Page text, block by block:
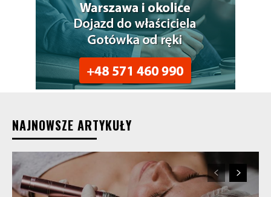
NAJNOWSZE ARTYKUŁY